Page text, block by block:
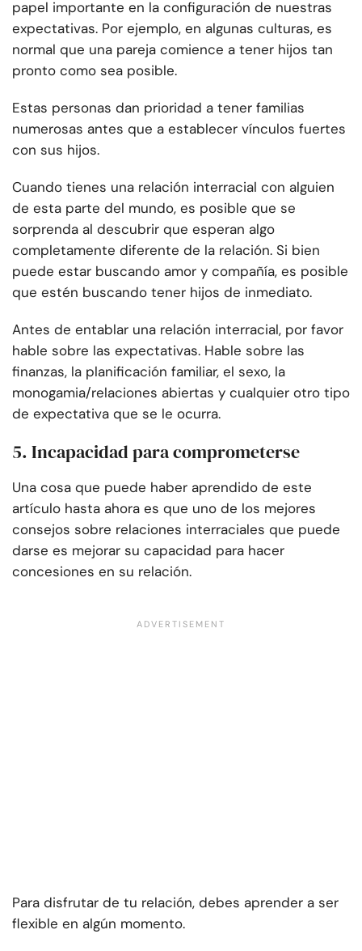
papel importante en la configuración de nuestras
expectativas. Por ejemplo, en algunas culturas, es
normal que una pareja comience a tener hijos tan
pronto como sea posible.
Estas personas dan prioridad a tener familias
numerosas antes que a establecer vínculos fuertes
con sus hijos.
Cuando tienes una relación interracial con alguien
de esta parte del mundo, es posible que se
sorprenda al descubrir que esperan algo
completamente diferente de la relación. Si bien
puede estar buscando amor y compañía, es posible
que estén buscando tener hijos de inmediato.
Antes de entablar una relación interracial, por favor
hable sobre las expectativas. Hable sobre las
finanzas, la planificación familiar, el sexo, la
monogamia/relaciones abiertas y cualquier otro tipo
de expectativa que se le ocurra.
5. Incapacidad para comprometerse
Una cosa que puede haber aprendido de este
artículo hasta ahora es que uno de los mejores
consejos sobre relaciones interraciales que puede
darse es mejorar su capacidad para hacer
concesiones en su relación.
Para disfrutar de tu relación, debes aprender a ser
flexible en algún momento.